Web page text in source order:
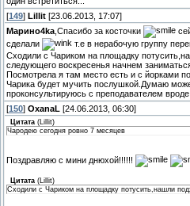
[149] Lillit [23.06.2013, 17:07]
Марино4kа ,Спасибо за косточки
сделали
т.е в нерабочую группу
Сходили с Чариком на площадку
следующего воскресенья начнем
Посмотрела я там место есть и с йорками
Чарика будет мучить послушкой.Думаю
проконсультируюсь с преподавателем вроде
[150] OxanaL [24.06.2013, 06:30]
Цитата (Lillit)
Чародею сегодня ровно 7 месяцев
Поздравляю с мини днюхой!!!!!!
Цитата (Lillit)
Сходили с Чариком на площадку потусить,нашли